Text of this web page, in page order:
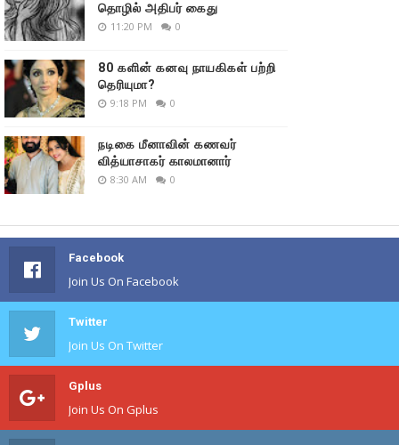
தொழில் அதிபர் கைது
11:20 PM 0
80 களின் கனவு நாயகிகள் பற்றி
தெரியுமா?
9:18 PM 0
நடிகை மீனாவின் கணவர்
வித்யாசாகர் காலமானார்
8:30 AM 0
Facebook
Join Us On Facebook
Twitter
Join Us On Twitter
Gplus
Join Us On Gplus